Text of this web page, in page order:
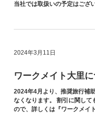
当社では取扱いの予定はござ
2024年3月11日
ワークメイト大里
2024年4月より、推奨旅行補
なくなります。 割引に関して
ので、詳しくは『ワークメイ